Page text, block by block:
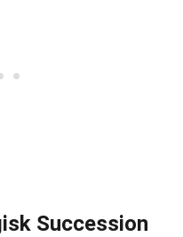
Succession